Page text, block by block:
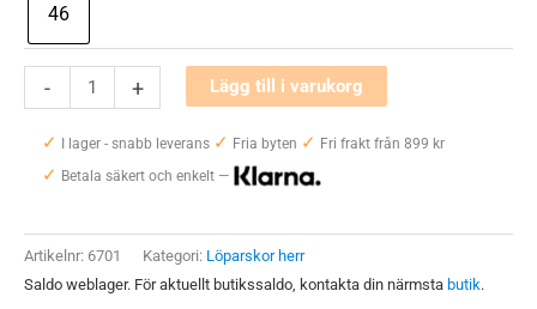
46
-
Wave
Rider
+ Lägg till i varukorg
✓ I lager - snabb leverans ✓ Fria byten ✓ Fri frakt från 899 kr
✓ Betala säkert och enkelt —
Artikelnr: 6701 Kategori: Löparskor herr
Saldo weblager. För aktuellt butikssaldo, kontakta din närmsta butik.